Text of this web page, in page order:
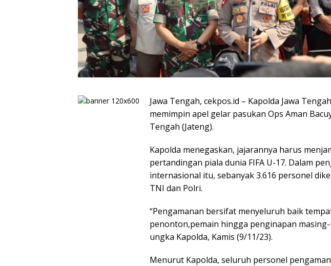
Jawa Tengah, cekpos.id – Kapolda Jawa
memimpin apel gelar pasukan Ops Aman
Tengah (Jateng).
Kapolda menegaskan, jajarannya harus
pertandingan piala dunia FIFA U-17. Dalam
internasional itu, sebanyak 3.616 personel
TNI dan Polri.
“Pengamanan bersifat menyeluruh baik
penonton,pemain hingga penginapan
ungka Kapolda, Kamis (9/11/23).
Menurut Kapolda, seluruh personel